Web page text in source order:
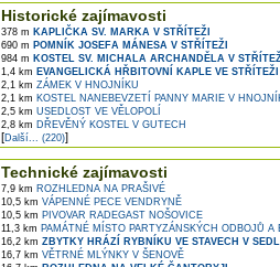
Historické zajímavosti
378 m KAPLIČKA SV. MARKA V STŘÍTEŽI
690 m POMNÍK JOSEFA MÁNESA V STŘÍTEŽI
984 m KOSTEL SV. MICHALA ARCHANDĚLA V
1,4 km EVANGELICKÁ HŘBITOVNÍ KAPLE VE STŘÍTEŽI
2,1 km ZÁMEK V HNOJNÍKU
2,1 km KOSTEL NANEBEVZETÍ PANNY MARIE V
2,5 km USEDLOST VE VĚLOPOLÍ
2,8 km DŘEVĚNÝ KOSTEL V GUTECH
[Další... (220)]
Technické zajímavosti
7,9 km ROZHLEDNA NA PRAŠIVÉ
10,5 km VÁPENNÉ PECE VENDRYNĚ
10,5 km PIVOVAR RADEGAST NOŠOVICE
11,3 km PAMÁTNÉ MÍSTO PARTYZÁNSKÝCH ODBOJŮ A
16,2 km ZBYTKY HRÁZÍ RYBNÍKU VE STAVECH V
16,7 km VĚTRNÉ MLÝNKY V ŠENOVĚ